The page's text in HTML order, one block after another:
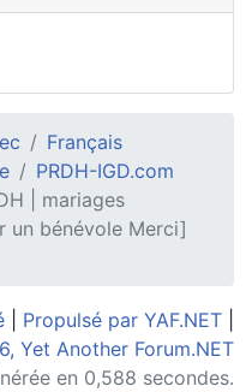
Français
PRDH-IGD.com
| mariages
un bénévole Merci]
Propulsé par YAF.NET
Yet Another Forum.NET
en 0,588 secondes.